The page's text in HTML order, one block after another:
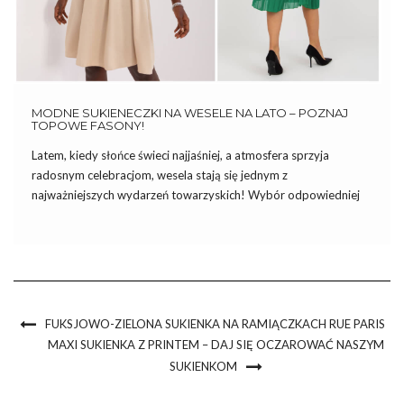
MODNE SUKIENECZKI NA WESELE NA LATO – POZNAJ
TOPOWE FASONY!
Latem, kiedy słońce świeci najjaśniej, a atmosfera sprzyja
radosnym celebracjom, wesela stają się jednym z
najważniejszych wydarzeń towarzyskich! Wybór odpowiedniej
FUKSJOWO-ZIELONA SUKIENKA NA RAMIĄCZKACH RUE PARIS
MAXI SUKIENKA Z PRINTEM – DAJ SIĘ OCZAROWAĆ NASZYM
SUKIENKOM